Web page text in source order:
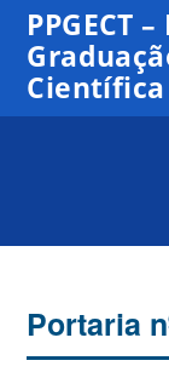
PPGECT
Científica
Portaria